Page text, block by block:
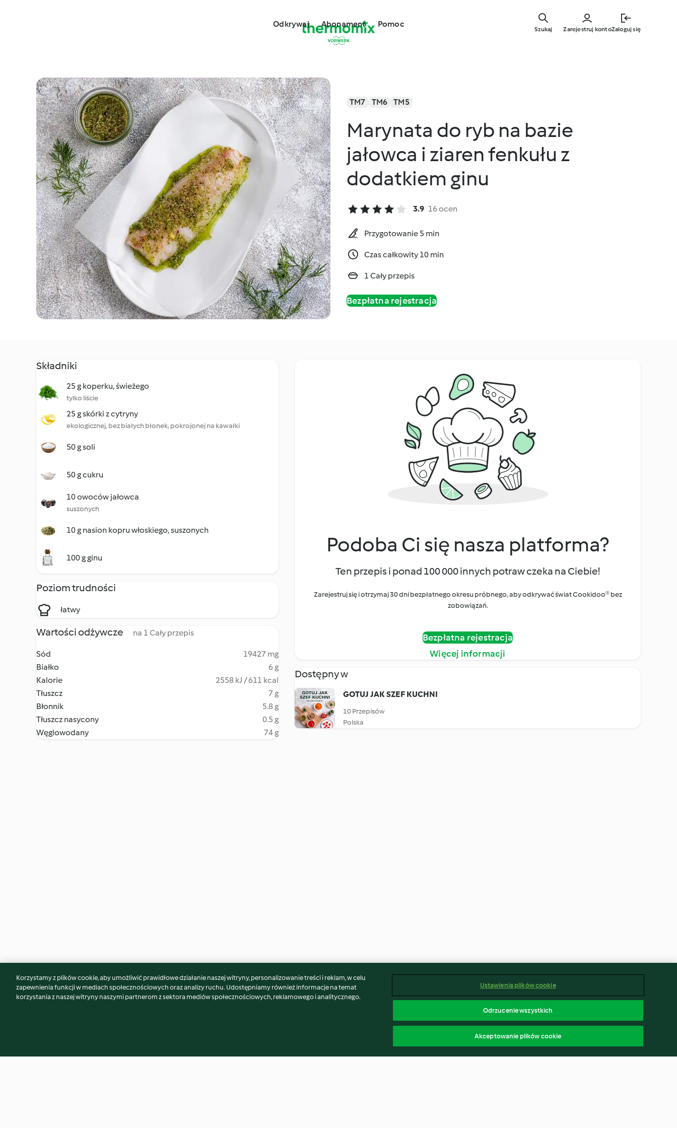
głównej
Odkrywaj Abonament Pomoc
Zarejestruj kontoZaloguj się
Szukaj
TM7 TM6 TM5
Marynata do ryb na bazie
jałowca i ziaren fenkułu z
dodatkiem ginu
3.9 16 ocen
Przygotowanie 5 min
Czas całkowity 10 min
1 Cały przepis
Bezpłatna rejestracja
Składniki
25 g koperku, świeżego
tylko liście
25 g skórki z cytryny
ekologicznej, bez białych błonek, pokrojonej na kawałki
50 g soli
50 g cukru
10 owoców jałowca
suszonych
10 g nasion kopru włoskiego, suszonych
100 g ginu
Poziom trudności
łatwy
Wartości odżywcze na 1 Cały przepis
Sód
19427 mg
Białko
6 g
Kalorie
2558 kJ / 611 kcal
Tłuszcz
7 g
Błonnik
5.8 g
Tłuszcz nasycony
0.5 g
Węglowodany
74 g
Podoba Ci się nasza platforma?
Ten przepis i ponad 100 000 innych potraw czeka na Ciebie!
Zarejestruj się i otrzymaj 30 dni bezpłatnego okresu próbnego, aby odkrywać świat Cookidoo® bez
zobowiązań.
Bezpłatna rejestracja
Więcej informacji
Dostępny w
GOTUJ JAK SZEF KUCHNI
10 Przepisów
Polska
Może spodoba Ci się również...
Korzystamy z plików cookie, aby umożliwić prawidłowe działanie naszej witryny, personalizowanie treści i reklam, w celu
zapewnienia funkcji w mediach społecznościowych oraz analizy ruchu. Udostępniamy również informacje na temat
korzystania z naszej witryny naszymi partnerom z sektora mediów społecznościowych, reklamowego i analitycznego.
Ustawienia plików cookie
Odrzucenie wszystkich
Akceptowanie plików cookie